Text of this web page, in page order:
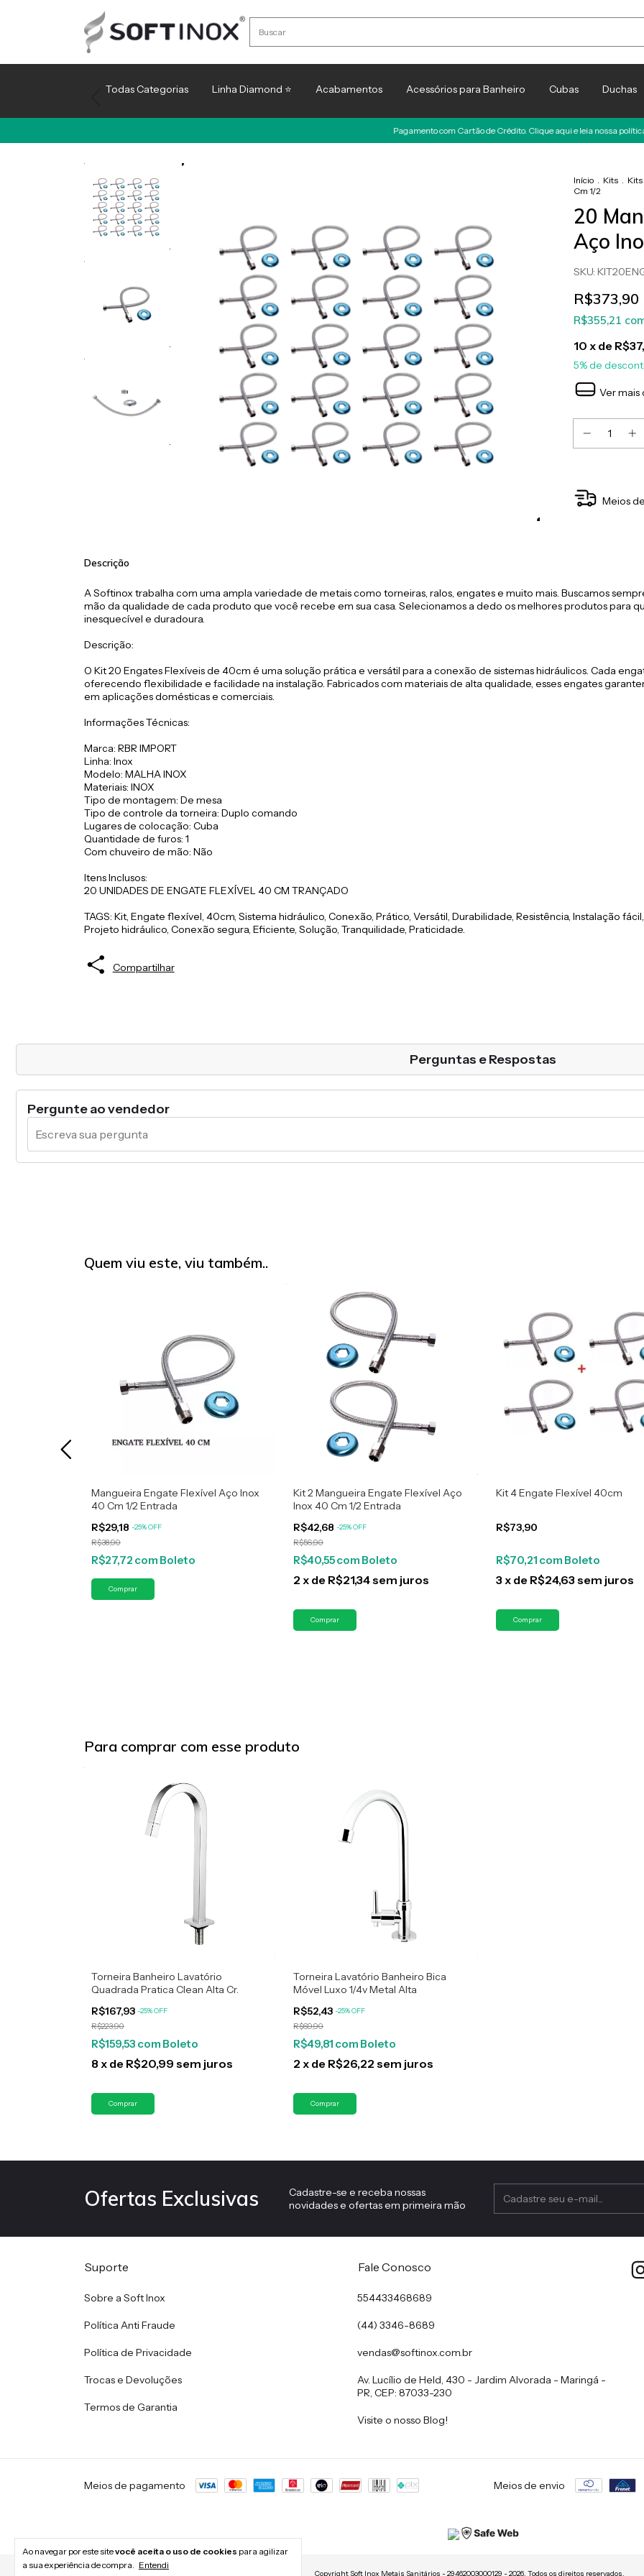
Todas Categorias Linha Diamond ⭐ Acabamentos Acessórios para Banheiro Cubas Duchas
Pagamento com Cartão de Crédito. Clique aqui e leia nossa política
Ao navegar por este sitevocê aceita o uso de cookies para agilizar
a sua experiência de compra. Entendi
Início . Kits .
Cm 1/2
20
Aço
SKU:
R$373,90
R$355,21
10 x de
5% de
Ver mais
Meios
Descrição
A Softinox trabalha com uma ampla variedade de metais como torneiras, ralos, engates e muito mais. Buscamos
mão da qualidade de cada produto que você recebe em sua casa. Selecionamos a dedo os melhores produtos para
inesquecível e duradoura.
Descrição:
O Kit 20 Engates Flexíveis de 40cm é uma solução prática e versátil para a conexão de sistemas hidráulicos. Cada
oferecendo flexibilidade e facilidade na instalação. Fabricados com materiais de alta qualidade, esses engates
em aplicações domésticas e comerciais.
Informações Técnicas:
Marca: RBR IMPORT
Linha: Inox
Modelo: MALHA INOX
Materiais: INOX
Tipo de montagem: De mesa
Tipo de controle da torneira: Duplo comando
Lugares de colocação: Cuba
Quantidade de furos: 1
Com chuveiro de mão: Não
Itens Inclusos:
20 UNIDADES DE ENGATE FLEXÍVEL 40 CM TRANÇADO
TAGS: Kit, Engate flexível, 40cm, Sistema hidráulico, Conexão, Prático, Versátil, Durabilidade, Resistência, Instalação
Projeto hidráulico, Conexão segura, Eficiente, Solução, Tranquilidade, Praticidade.
Compartilhar
Perguntas e Respostas
Pergunte ao vendedor
Quem viu este, viu também..
Mangueira Engate Flexível Aço Inox
40 Cm 1/2 Entrada
R$29,18 -25%OFF
R$38,90
R$27,72 com Boleto
Kit 2 Mangueira Engate Flexível Aço
Inox 40 Cm 1/2 Entrada
R$42,68-25%OFF
R$56,90
R$40,55com Boleto
2 x de R$21,34sem juros
Kit 4 Engate Flexível 40cm
R$73,90
R$70,21 com Boleto
3 x de R$24,63 sem juros
Para comprar com esse produto
Torneira Banheiro Lavatório
Quadrada Pratica Clean Alta Cr.
R$167,93 -25%OFF
R$223,90
R$159,53 com Boleto
8 x de R$20,99 sem juros
Torneira Lavatório Banheiro Bica
Móvel Luxo 1/4v Metal Alta
R$52,43-25%OFF
R$69,90
R$49,81 com Boleto
2 x de R$26,22 sem juros
Ofertas Exclusivas
Cadastre-se e receba nossas
novidades e ofertas em primeira mão
Suporte
Sobre a Soft Inox
Política Anti Fraude
Política de Privacidade
Trocas e Devoluções
Termos de Garantia
Fale Conosco
554433468689
(44) 3346-8689
vendas@softinox.com.br
Av. Lucílio de Held, 430 - Jardim Alvorada - Maringá -
PR, CEP: 87033-230
Visite o nosso Blog!
Meios de pagamento Meios de envio
Copyright Soft Inox Metais Sanitários - 29462003000129 - 2026. Todos os direitos reservados.